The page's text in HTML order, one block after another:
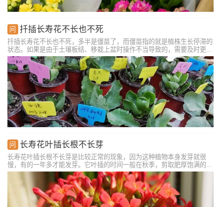
扦插长寿花不长也不死
扦插长寿花不长也不死，多半是僵苗了，而僵苗指的就是植株生长停滞的
状态。如果是由于土壤板结、移栽上盆时操作不当导致的，需要及时更换
盆土，重新栽种。如果是由于植株缺水导致的，需要及时浇水。如果是因
为施肥过量导致的，需要用大水冲淋盆土，必要时换土重新栽种。如果是
由于长寿花苗太弱导致的，在定植前就需要炼苗。
长寿花叶插长根不长芽
长寿花叶插长根不长芽是比较正常的现象，因为这种植物本身发芽就很
慢，有的一年多才能发芽。它叶插的时间一般在秋季，剪取肥厚饱满的叶
子作为插穗，将其掰下后放到阴凉通风的地方等待伤口干燥。准备泥炭
土、园土和腐叶土作为基质，将植株栽入其中。